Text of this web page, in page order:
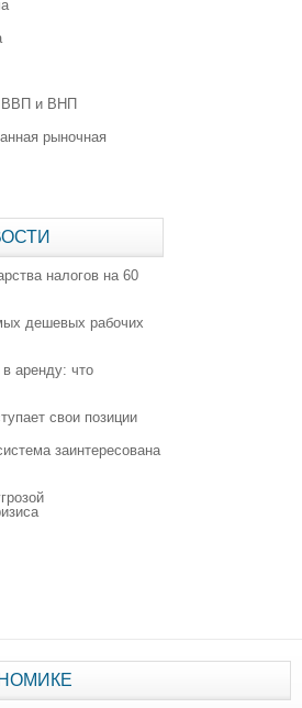
ВВП и ВНП
рыночная
налогов на 60
дешевых рабочих
аренду: что
свои позиции
заинтересована